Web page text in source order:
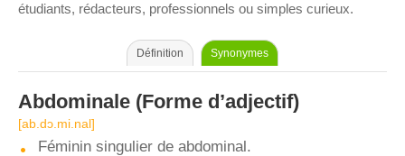
étudiants, rédacteurs, professionnels ou simples curieux.
Définition Synonymes
Abdominale (Forme d’adjectif)
[ab.dɔ.mi.nal]
Féminin singulier de abdominal.